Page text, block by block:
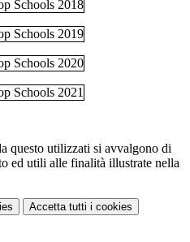
questo utilizzati si avvalgono di
ed utili alle finalità illustrate nella
Accetta tutti i cookies